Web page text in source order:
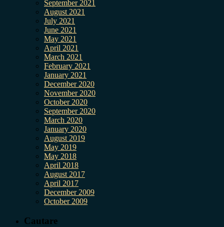
September 2021
August 2021
July 2021
June 2021
May 2021
April 2021
March 2021
February 2021
January 2021
December 2020
November 2020
October 2020
September 2020
March 2020
January 2020
August 2019
May 2019
May 2018
April 2018
August 2017
April 2017
December 2009
October 2009
Cautare